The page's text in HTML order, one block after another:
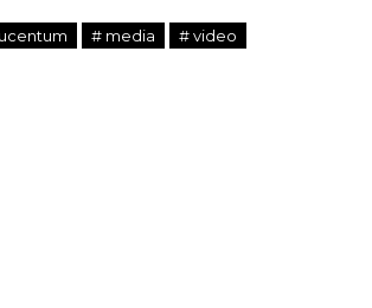
# media # video